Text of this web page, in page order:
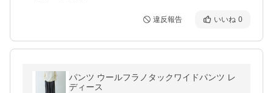
違反報告 いいね 0
パンツ ウールフラノタックワイドパンツ レ
ディース